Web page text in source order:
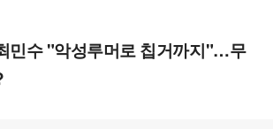
민수 "악성루머로 칩거까지"…무